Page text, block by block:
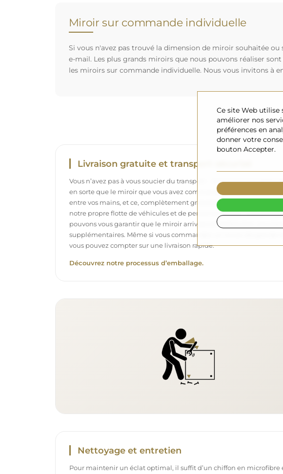
Miroir sur commande individuelle
Si vous n'avez pas trouvé la dimension de miroir souhaitée
e-mail. Les plus grands miroirs que nous pouvons réaliser sont
les miroirs sur commande individuelle. Nous vous invitons à
Livraison gratuite et transport sécurisé
Vous n’avez pas à vous soucier du transport – nous nous occupons
en sorte que le miroir que vous avez commandé arrive en toute
entre vos mains, et ce, complètement gratuitement. Nous
notre propre flotte de véhicules et de personnel formé, c’est
pouvons vous garantir que le miroir arrivera en parfait état, sans frais
supplémentaires. Même si vous commandez un miroir de grande
vous pouvez compter sur une livraison rapide.
Découvrez notre processus d’emballage.
Nettoyage et entretien
Pour maintenir un éclat optimal, il suffit d’un chiffon en microfibre
Ce site Web utilise
améliorer nos
préférences en
donner votre
bouton Accepter.